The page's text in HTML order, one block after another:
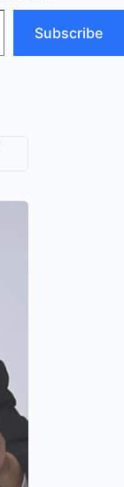
Subscribe